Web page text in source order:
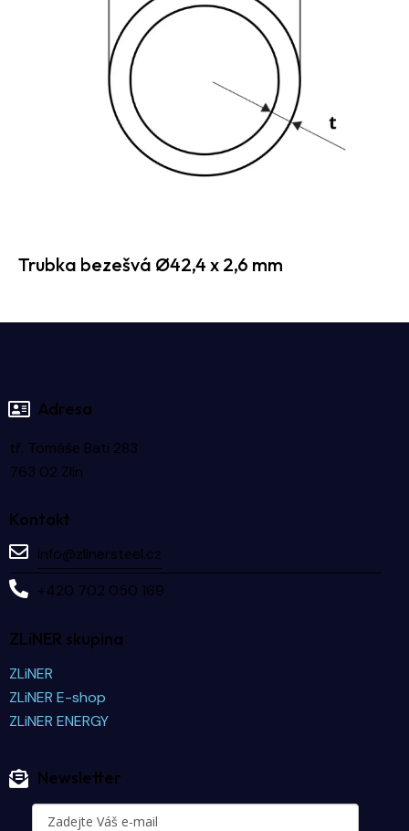
Trubka bezešvá Ø42,4 x 2,6 mm
Adresa
tř. Tomáše Bati 283
763 02 Zlín
Kontakt
info@zlinersteel.cz
+420 702 050 169
ZLiNER skupina
ZLiNER
ZLiNER E-shop
ZLiNER ENERGY
Newsletter